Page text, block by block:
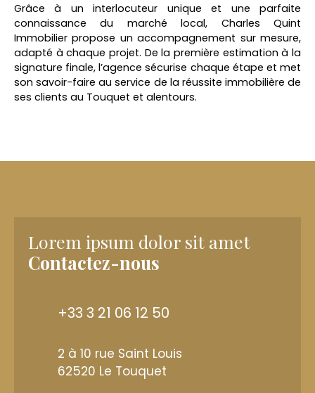
Grâce à un interlocuteur unique et une parfaite
connaissance du marché local, Charles Quint
Immobilier propose un accompagnement sur mesure,
adapté à chaque projet. De la première estimation à la
signature finale, l’agence sécurise chaque étape et met
son savoir-faire au service de la réussite immobilière de
ses clients au Touquet et alentours.
Lorem ipsum dolor sit amet
Contactez-nous
+33 3 21 06 12 50
2 à 10 rue Saint Louis
62520 Le Touquet